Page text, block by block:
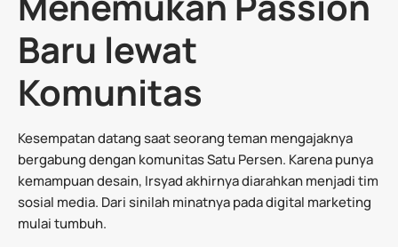
Baru lewat
Komunitas
Kesempatan datang saat seorang teman mengajaknya
bergabung dengan komunitas Satu Persen. Karena punya
kemampuan desain, Irsyad akhirnya diarahkan menjadi tim
sosial media. Dari sinilah minatnya pada digital marketing
mulai tumbuh.